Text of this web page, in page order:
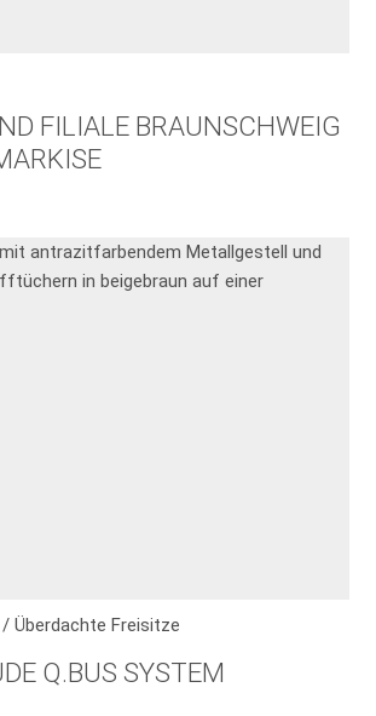
FILIALE BRAUNSCHWEIG
Überdachte Freisitze
Q.BUS SYSTEM